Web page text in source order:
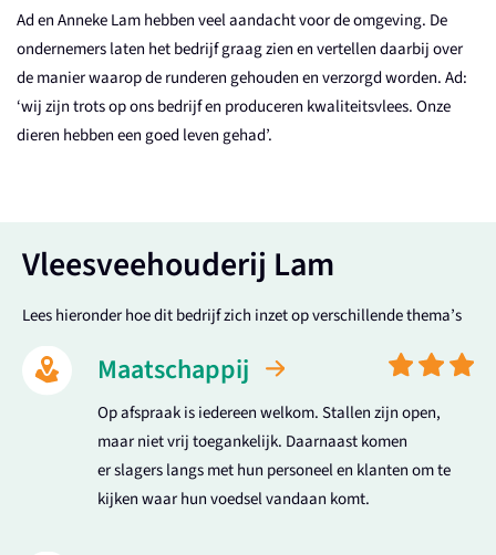
Ad en Anneke Lam hebben veel aandacht voor de omgeving. De
ondernemers laten het bedrijf graag zien en vertellen daarbij over
de manier waarop de runderen gehouden en verzorgd worden. Ad:
‘wij zijn trots op ons bedrijf en produceren kwaliteitsvlees. Onze
dieren hebben een goed leven gehad’.
Vleesveehouderij Lam
Lees hieronder hoe dit bedrijf zich inzet op verschillende thema’s
Maatschappij
Op afspraak is iedereen welkom. Stallen zijn open,
maar niet vrij toegankelijk. Daarnaast komen
er slagers langs met hun personeel en klanten om te
kijken waar hun voedsel vandaan komt.